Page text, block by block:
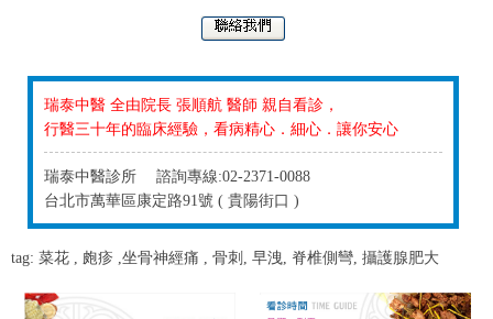
瑞泰中醫 全由院長 張順航 醫師 親自看診，
行醫三十年的臨床經驗，看病精心．細心．讓你安心
瑞泰中醫診所 諮詢專線:02-2371-0088
台北市萬華區康定路91號 ( 貴陽街口 )
tag: 菜花 皰疹 坐骨神經痛 骨刺 早洩 脊椎側彎 攝護腺肥大